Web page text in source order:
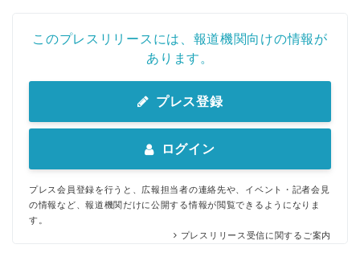
このプレスリリースには、報道機関向けの情報が
あります。
プレス登録
ログイン
プレス会員登録を行うと、広報担当者の連絡先や、イベント・記者会見
の情報など、報道機関だけに公開する情報が閲覧できるようになりま
す。
プレスリリース受信に関するご案内